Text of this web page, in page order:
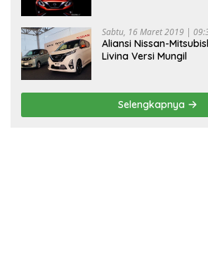
Sabtu, 16 Maret 2019 |
Aliansi Nissan-
Livina Versi Mungil
Selengkapnya